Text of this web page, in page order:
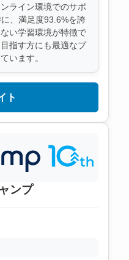
ライン環境でのサポ
、満足度93.6%を誇
い学習環境が特徴で
指す方にも最適なプ
います。
ト
ンプ